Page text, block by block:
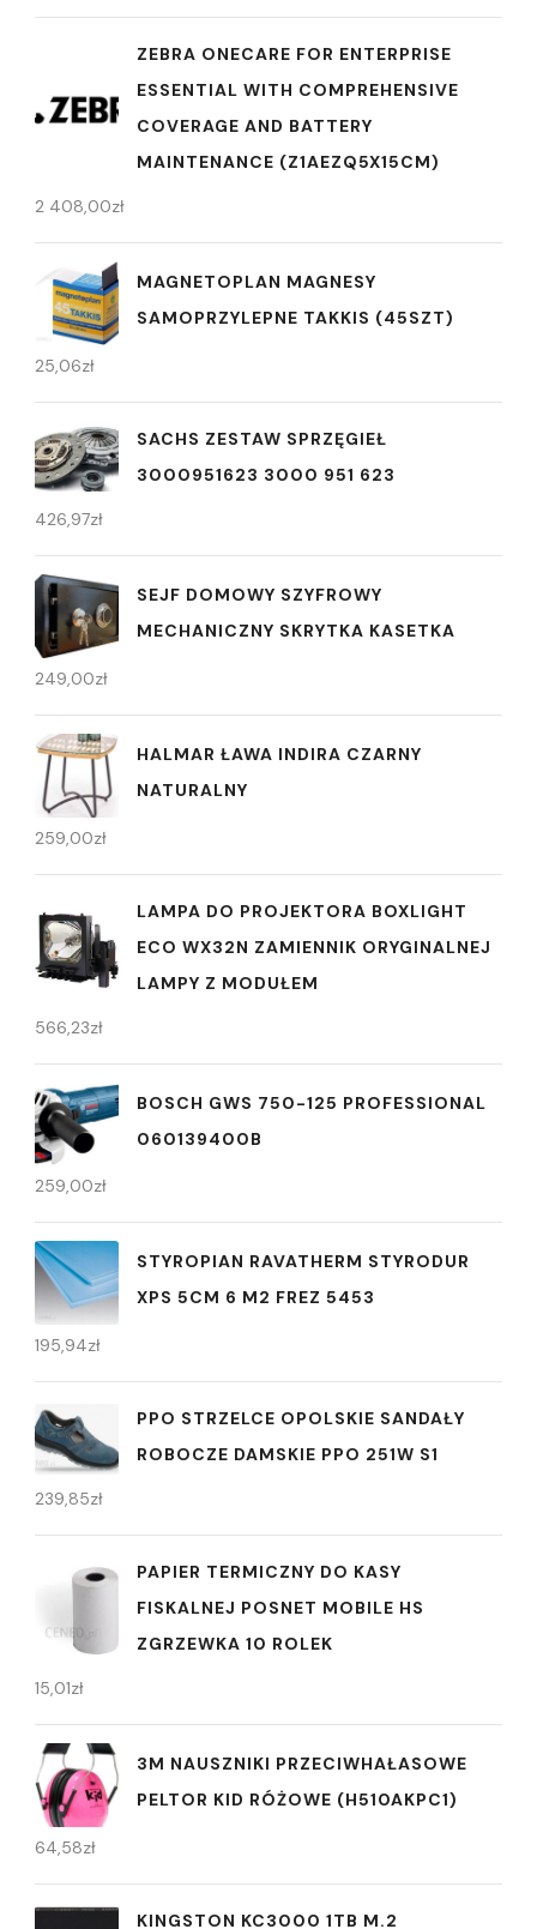
ZEBRA ONECARE FOR ENTERPRISE
ESSENTIAL WITH COMPREHENSIVE
COVERAGE AND BATTERY
MAINTENANCE (Z1AEZQ5X15CM)
2 408,00zł
MAGNETOPLAN MAGNESY
SAMOPRZYLEPNE TAKKIS (45SZT)
25,06zł
SACHS ZESTAW SPRZĘGIEŁ
3000951623 3000 951 623
426,97zł
SEJF DOMOWY SZYFROWY
MECHANICZNY SKRYTKA KASETKA
249,00zł
HALMAR ŁAWA INDIRA CZARNY
NATURALNY
259,00zł
LAMPA DO PROJEKTORA BOXLIGHT
ECO WX32N ZAMIENNIK ORYGINALNEJ
LAMPY Z MODUŁEM
566,23zł
BOSCH GWS 750-125 PROFESSIONAL
060139400B
259,00zł
STYROPIAN RAVATHERM STYRODUR
XPS 5CM 6 M2 FREZ 5453
195,94zł
PPO STRZELCE OPOLSKIE SANDAŁY
ROBOCZE DAMSKIE PPO 251W S1
239,85zł
PAPIER TERMICZNY DO KASY
FISKALNEJ POSNET MOBILE HS
ZGRZEWKA 10 ROLEK
15,01zł
3M NAUSZNIKI PRZECIWHAŁASOWE
PELTOR KID RÓŻOWE (H510AKPC1)
64,58zł
KINGSTON KC3000 1TB M.2